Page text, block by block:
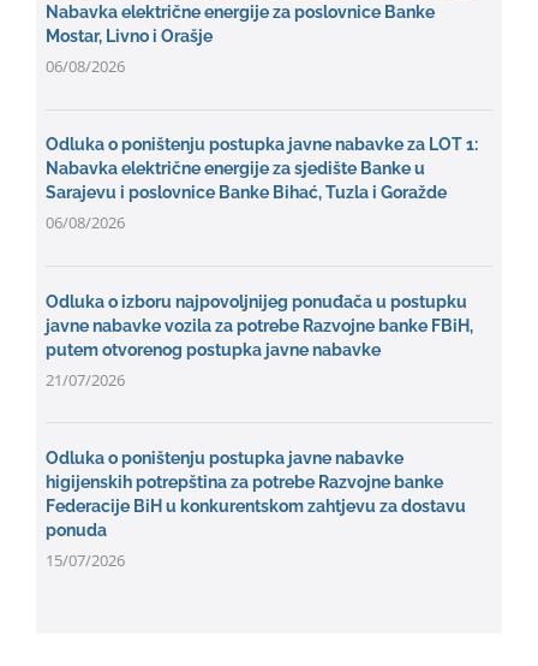
Nabavka električne energije za poslovnice Banke
Mostar, Livno i Orašje
06/08/2026
Odluka o poništenju postupka javne nabavke za LOT 1:
Nabavka električne energije za sjedište Banke u
Sarajevu i poslovnice Banke Bihać, Tuzla i Goražde
06/08/2026
Odluka o izboru najpovoljnijeg ponuđača u postupku
javne nabavke vozila za potrebe Razvojne banke FBiH,
putem otvorenog postupka javne nabavke
21/07/2026
Odluka o poništenju postupka javne nabavke
higijenskih potrepština za potrebe Razvojne banke
Federacije BiH u konkurentskom zahtjevu za dostavu
ponuda
15/07/2026